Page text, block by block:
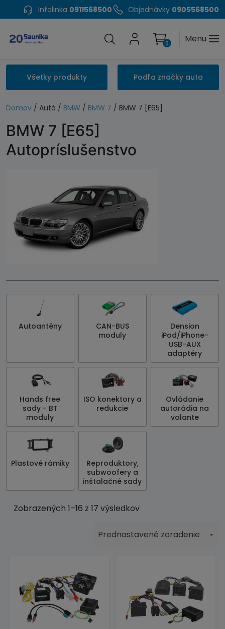
Infolinka 0911568500 Objednávky 0905568500
Menu
0
Všetky produkty Podľa značky auta
Domov / Autá / BMW / BMW 7 / BMW 7 [E65]
BMW 7 [E65]
Autopríslušenstvo
Autoantény
CAN-BUS
moduly
Dension
iPod/iPhone-
USB-AUX
adaptéry
Hands free
sady - BT
moduly
ISO konektory a
redukcie
Ovládanie
autorádia na
volante
Plastové rámiky
Reproduktory,
subwoofery a
inštalačné sady
Zobrazených 1–16 z 17 výsledkov
Prednastavené zoradenie